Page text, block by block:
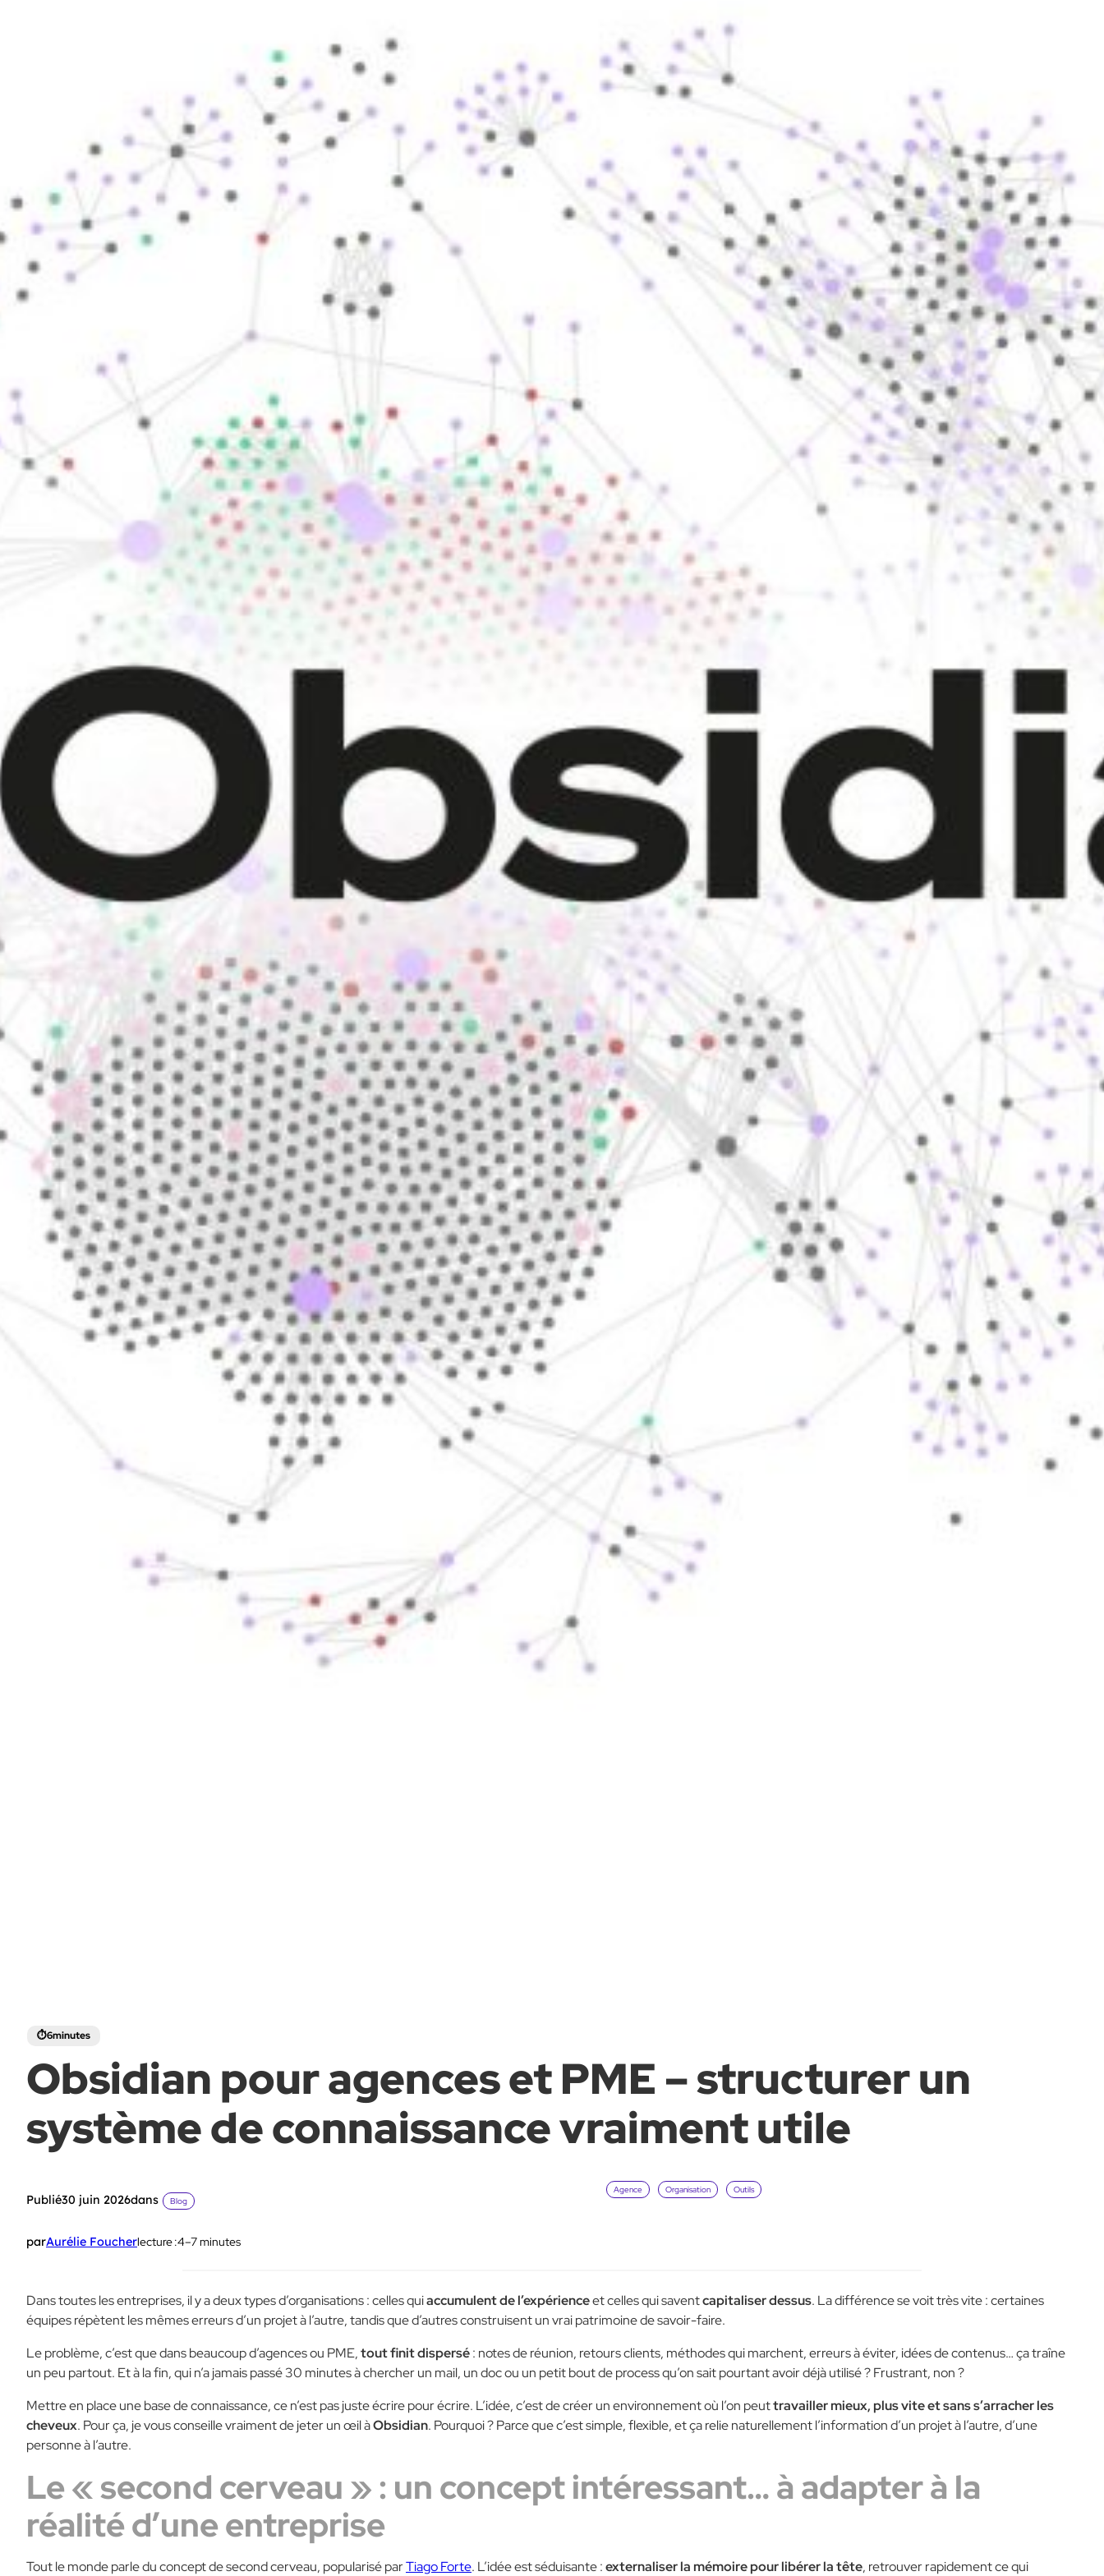
Obsidian pour agences et PME – structurer un
système de connaissance vraiment utile
Publié30 juin 2026dans Blog
parAurélie Foucherlecture :4–7 minutes
Agence Organisation Outils
Dans toutes les entreprises, il y a deux types d’organisations : celles quiaccumulent de l’expérienceet celles qui saventcapitaliser dessus. La différence se voit très vite : certaines
équipes répètent les mêmes erreurs d’un projet à l’autre, tandis que d’autres construisent un vrai patrimoine de savoir-faire.
Le problème, c’est que dans beaucoup d’agences ou PME,tout finit dispersé: notes de réunion, retours clients, méthodes qui marchent, erreurs à éviter, idées de contenus… ça traîne
un peu partout. Et à la fin, qui n’a jamais passé 30 minutes à chercher un mail, un doc ou un petit bout de process qu’on sait pourtant avoir déjà utilisé ? Frustrant, non ?
Mettre en place une base de connaissance, ce n’est pas juste écrire pour écrire. L’idée, c’est de créer un environnement où l’on peuttravailler mieux, plus vite et sans s’arracher les
cheveux. Pour ça, je vous conseille vraiment de jeter un œil àObsidian. Pourquoi ? Parce que c’est simple, flexible, et ça relie naturellement l’information d’un projet à l’autre, d’une
personne à l’autre.
Le « second cerveau » : un concept intéressant… à adapter à la
réalité d’une entreprise
Tout le monde parle du concept de second cerveau, popularisé parTiago Forte. L’idée est séduisante :externaliser la mémoire pour libérer la tête, retrouver rapidement ce qui